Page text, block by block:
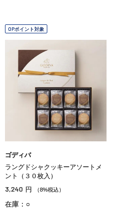
OPポイント対象
ゴディバ
ラングドシャクッキーアソートメ
ント（３０枚入）
3,240 円 （8%税込）
在庫：○